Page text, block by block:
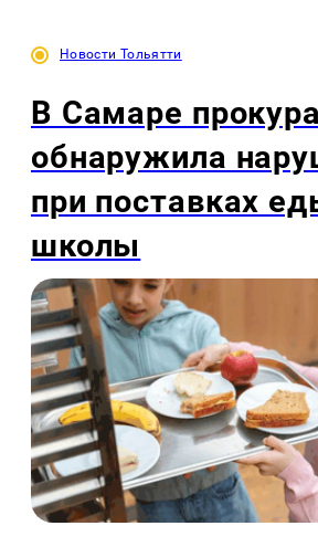
Новости Тольятти
В Самаре
обнаружила
при поставках
школы